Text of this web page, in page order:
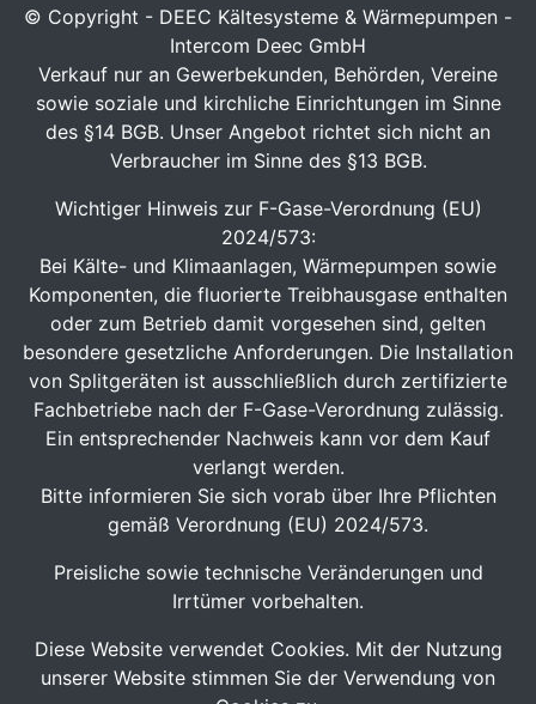
© Copyright - DEEC Kältesysteme & Wärmepumpen -
Intercom Deec GmbH
Verkauf nur an Gewerbekunden, Behörden, Vereine
sowie soziale und kirchliche Einrichtungen im Sinne
des §14 BGB. Unser Angebot richtet sich nicht an
Verbraucher im Sinne des §13 BGB.
Wichtiger Hinweis zur F-Gase-Verordnung (EU)
2024/573:
Bei Kälte- und Klimaanlagen, Wärmepumpen sowie
Komponenten, die fluorierte Treibhausgase enthalten
oder zum Betrieb damit vorgesehen sind, gelten
besondere gesetzliche Anforderungen. Die Installation
von Splitgeräten ist ausschließlich durch zertifizierte
Fachbetriebe nach der F-Gase-Verordnung zulässig.
Ein entsprechender Nachweis kann vor dem Kauf
verlangt werden.
Bitte informieren Sie sich vorab über Ihre Pflichten
gemäß Verordnung (EU) 2024/573.
Preisliche sowie technische Veränderungen und
Irrtümer vorbehalten.
Diese Website verwendet Cookies. Mit der Nutzung
unserer Website stimmen Sie der Verwendung von